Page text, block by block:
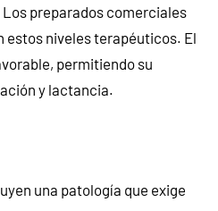
preparados comerciales
niveles terapéuticos. El
permitiendo su
y lactancia.
una patología que exige